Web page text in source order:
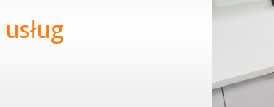
usług